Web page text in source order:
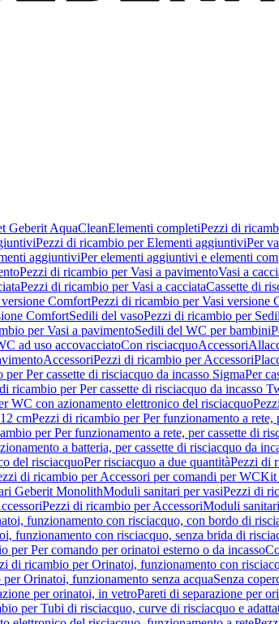
Geberit AquaCleanElementi completiPezzi di
Pezzi di ricambio per Elementi aggiuntiviPer
aggiuntiviPer elementi aggiuntivi e elementi
Pezzi di ricambio per Vasi a pavimentoVasi a
Pezzi di ricambio per Vasi a cacciataCassette di
ComfortPezzi di ricambio per Vasi versione
ComfortSedili del vasoPezzi di ricambio per
per Vasi a pavimentoSedili del WC per bambini
ad uso accovacciatoCon risciacquoAccessori
AccessoriPezzi di ricambio per Accessori
Per cassette di risciacquo da incasso SigmaPer
ricambio per Per cassette di risciacquo da incasso
WC con azionamento elettronico del risciacquo
cmPezzi di ricambio per Per funzionamento a
per Per funzionamento a rete, per cassette di
a batteria, per cassette di risciacquo da
del risciacquoPer risciacquo a due quantitàPezzi di
di ricambio per Accessori per comandi per WCKit
Geberit MonolithModuli sanitari per vasiPezzi di
Pezzi di ricambio per AccessoriModuli
funzionamento con risciacquo, con bordo di
funzionamento con risciacquo, senza brida di
per Per comando per orinatoi esterno o da incasso
di ricambio per Orinatoi, funzionamento con
Orinatoi, funzionamento senza acquaSenza
per orinatoi, in vetroPareti di separazione per
per Tubi di risciacquo, curve di risciacquo e